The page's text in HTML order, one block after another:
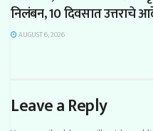
निलंबन, 10 दिवसात उत्तराचे
AUGUST 6, 2026
Leave a Reply